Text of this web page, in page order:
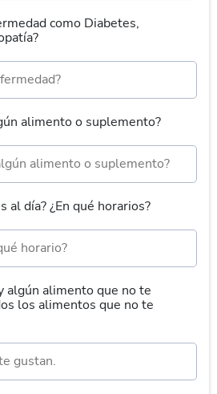
como Diabetes,
alimento o suplemento?
al día? ¿En qué horarios?
algún alimento que no te
los alimentos que no te